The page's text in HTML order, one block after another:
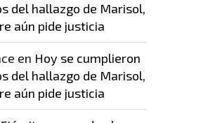
del hallazgo de Marisol,
aún pide justicia
en Hoy se cumplieron
del hallazgo de Marisol,
aún pide justicia